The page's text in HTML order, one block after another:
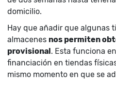
domicilio.
Hay que añadir que algunas
almacenes nos permiten
provisional . Esta funciona
financiación en tiendas
mismo momento en que se